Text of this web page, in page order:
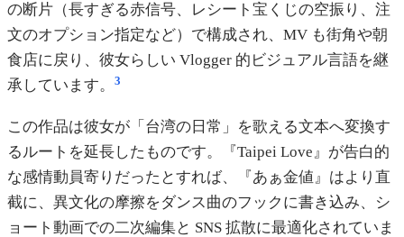
の断片（長すぎる赤信号、レシート宝くじの空振り、注
文のオプション指定など）で構成され、MV も街角や朝
食店に戻り、彼女らしい Vlogger 的ビジュアル言語を継
承しています。
3
この作品は彼女が「台湾の日常」を歌える文本へ変換す
るルートを延長したものです。『Taipei Love』が告白的
な感情動員寄りだったとすれば、『あぁ金値』はより直
截に、異文化の摩擦をダンス曲のフックに書き込み、シ
ョート動画での二次編集と SNS 拡散に最適化されていま